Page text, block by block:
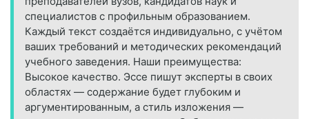
специалистов с профильным образованием.
Каждый текст создаётся индивидуально, с учётом
ваших требований и методических рекомендаций
учебного заведения. Наши преимущества:
Высокое качество. Эссе пишут эксперты в своих
областях — содержание будет глубоким и
аргументированным, а стиль изложения —